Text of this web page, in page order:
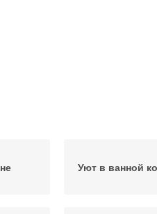
Уют в ванной